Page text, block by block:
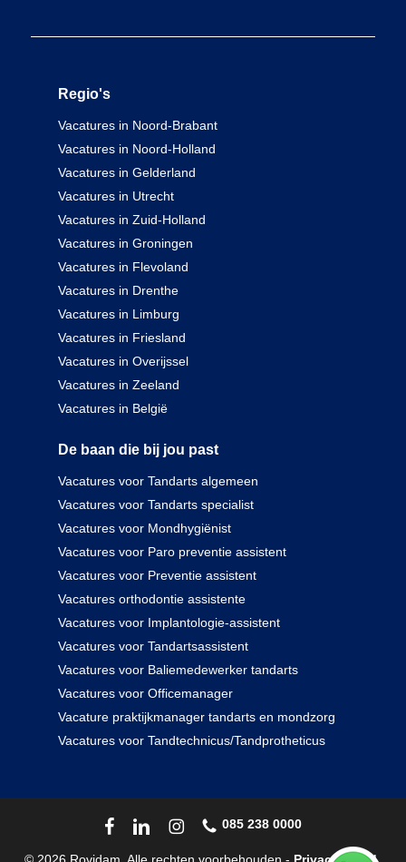
Regio's
Vacatures in Noord-Brabant
Vacatures in Noord-Holland
Vacatures in Gelderland
Vacatures in Utrecht
Vacatures in Zuid-Holland
Vacatures in Groningen
Vacatures in Flevoland
Vacatures in Drenthe
Vacatures in Limburg
Vacatures in Friesland
Vacatures in Overijssel
Vacatures in Zeeland
Vacatures in België
De baan die bij jou past
Vacatures voor Tandarts algemeen
Vacatures voor Tandarts specialist
Vacatures voor Mondhygiënist
Vacatures voor Paro preventie assistent
Vacatures voor Preventie assistent
Vacatures orthodontie assistente
Vacatures voor Implantologie-assistent
Vacatures voor Tandartsassistent
Vacatures voor Baliemedewerker tandarts
Vacatures voor Officemanager
Vacature praktijkmanager tandarts en mondzorg
Vacatures voor Tandtechnicus/Tandprotheticus
085 238 0000